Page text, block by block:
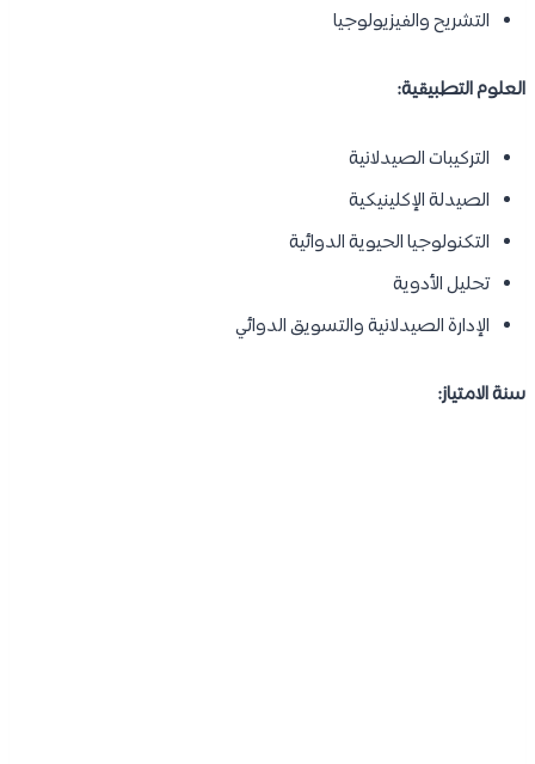
التشريح والفيزيولوجيا
العلوم التطبيقية:
التركيبات الصيدلانية
الصيدلة الإكلينيكية
التكنولوجيا الحيوية الدوائية
تحليل الأدوية
الإدارة الصيدلانية والتسويق الدوائي
سنة الامتياز: